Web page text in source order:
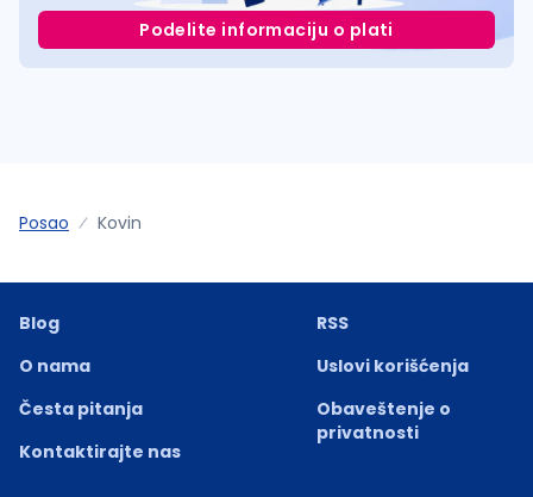
Podelite informaciju o plati
Posao Kovin
Blog
O nama
Česta pitanja
Kontaktirajte nas
RSS
Uslovi korišćenja
Obaveštenje o
privatnosti